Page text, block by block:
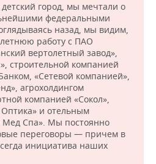
детский город, мы мечтали о
федеральными
назад, мы видим,
работу с ПАО
вертолетный завод»,
строительной компанией
«Сетевой компанией»,
агрохолдингом
компанией «Сокол»,
и отельным
Спа». Мы постоянно
переговоры — причем в
инициатива наших